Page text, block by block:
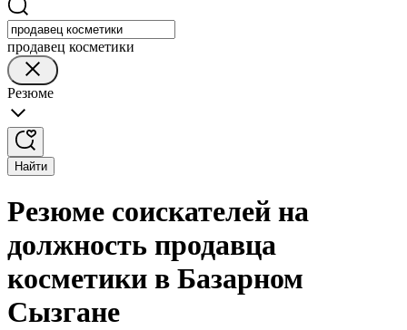
продавец косметики
Резюме
Найти
Резюме соискателей на
должность продавца
косметики в Базарном
Сызгане